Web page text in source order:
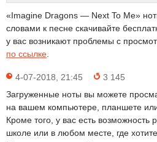
«Imagine Dragons — Next To Me»
словами к песне скачивайте
у вас возникают проблемы с
по ссылке
4-07-2018, 21:45
3 145
Загруженные ноты вы можете
на вашем компьютере, планшете
Кроме того, у вас есть возможность
школе или в любом месте, где